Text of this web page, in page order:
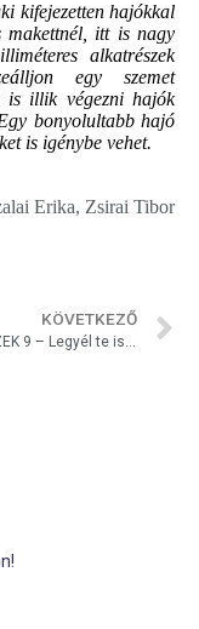
kifejezetten hajókkal
makettnél, itt is nagy
alkatrészek
egy szemet
is illik végezni hajók
bonyolultabb hajó
is igénybe vehet.
Erika, Zsirai Tibor
KÖVETKEZŐ
ÜGYES KEZEK 9 – Legyél te is hercegnő!